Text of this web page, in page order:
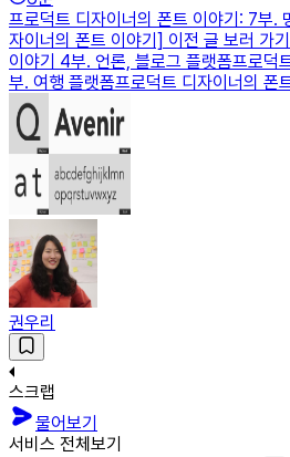
프로덕트 디자이너의 폰트 이야기: 7부.
자이너의 폰트 이야기] 이전 글 보러 가
이야기 4부. 언론, 블로그 플랫폼프로덕
부. 여행 플랫폼프로덕트 디자이너의 폰
권우리
스크랩
물어보기
서비스 전체보기